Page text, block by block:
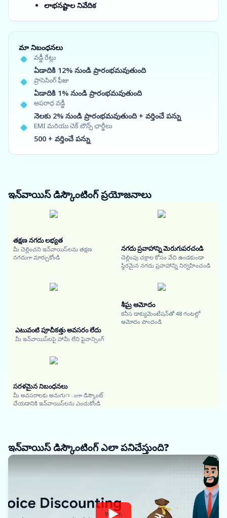
లాభనష్టాల నివేదిక
మా నిబంధనలు
వడ్డీ రేట్లు
ఏడాదికి 12% నుండి ప్రారంభమవుతుంది
ప్రాసెసింగ్ ఫీజు
ఏడాదికి 1% నుండి ప్రారంభమవుతుంది
అపరాధ వడ్డీ
నెలకు 2% నుండి ప్రారంభమవుతుంది + వర్తించే పన్ను
EMI మరియు చెక్ బౌన్స్ ఛార్జీలు
500 + వర్తించే పన్ను
ఇన్‌వాయిస్ డిస్కౌంటింగ్ప్రయోజనాలు
తక్షణ నగదు లభ్యత
మీ చెల్లించని ఇన్‌వాయిస్‌లను తక్షణ
నగదుగా మార్చుకోండి
నగదు ప్రవాహాన్ని మెరుగుపరచండి
చెల్లింపు చక్రాల కోసం వేచి ఉండకుండా
స్థిరమైన నగదు ప్రవాహాన్ని నిర్వహించండి
ఎటువంటి పూచీకత్తు అవసరం లేదు
మీ ఇన్‌వాయిస్‌లపై హామీ లేని ఫైనాన్సింగ్
శీఘ్ర ఆమోదం
కనీస డాక్యుమెంటేషన్‌తో 48 గంటల్లో
ఆమోదం పొందండి
సరళమైన నిబంధనలు
మీ అవసరాలకు అనుగుಣంగా డిస్కౌంట్
చేయడానికి ఇన్‌వాయిస్‌లను ఎంచుకోండి
ఇన్‌వాయిస్ డిస్కౌంటింగ్ ఎలా పనిచేస్తుంది?
Watch